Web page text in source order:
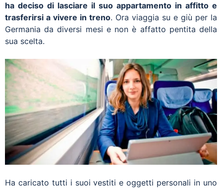
ha deciso di lasciare il suo appartamento in affitto e
trasferirsi a vivere in treno. Ora viaggia su e giù per la
Germania da diversi mesi e non è affatto pentita della
sua scelta.
Ha caricato tutti i suoi vestiti e oggetti personali in uno